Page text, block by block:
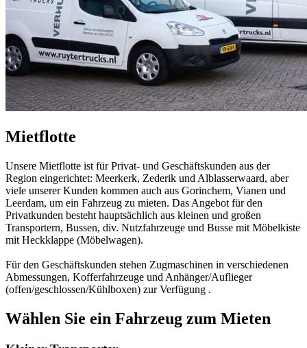
Mietflotte
Unsere Mietflotte ist für Privat- und Geschäftskunden aus der
Region eingerichtet: Meerkerk, Zederik und Alblasserwaard, aber
viele unserer Kunden kommen auch aus Gorinchem, Vianen und
Leerdam, um ein Fahrzeug zu mieten. Das Angebot für den
Privatkunden besteht hauptsächlich aus kleinen und großen
Transportern, Bussen, div. Nutzfahrzeuge und Busse mit Möbelkiste
mit Heckklappe (Möbelwagen).
Für den Geschäftskunden stehen Zugmaschinen in verschiedenen
Abmessungen, Kofferfahrzeuge und Anhänger/Auflieger
(offen/geschlossen/Kühlboxen) zur Verfügung .
Wählen Sie ein Fahrzeug zum Mieten